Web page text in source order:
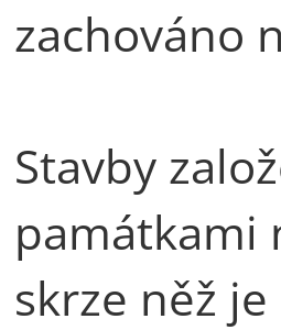
zachováno
Stavby
památkami
skrze něž